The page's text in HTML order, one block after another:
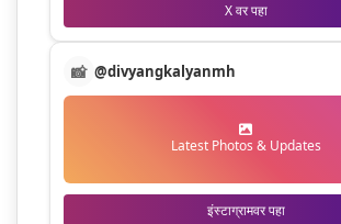
X वर पहा
📸 @divyangkalyanmh
Latest Photos & Updates
इंस्टाग्रामवर पहा